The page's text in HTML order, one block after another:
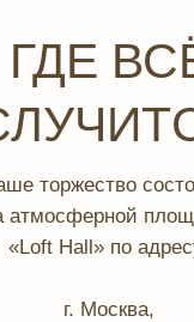
ГДЕ
торжество
атмосферной
«Loft Hall» по
г. Москва,